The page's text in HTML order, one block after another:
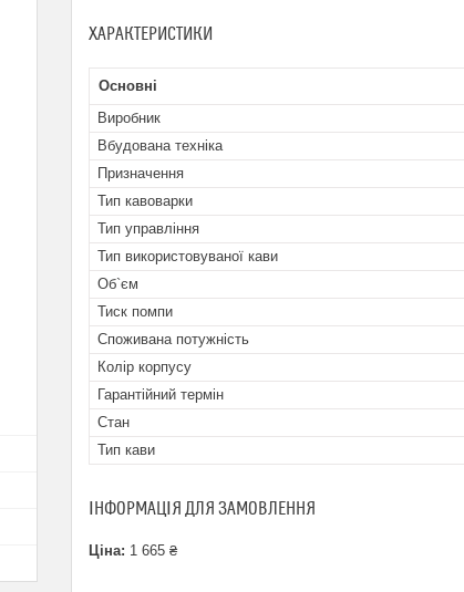
ХАРАКТЕРИСТИКИ
Основні
Виробник
Вбудована техніка
Призначення
Тип кавоварки
Тип управління
Тип використовуваної кави
Об`єм
Тиск помпи
Споживана потужність
Колір корпусу
Гарантійний термін
Стан
Тип кави
ІНФОРМАЦІЯ ДЛЯ ЗАМОВЛЕННЯ
Ціна: 1 665 ₴